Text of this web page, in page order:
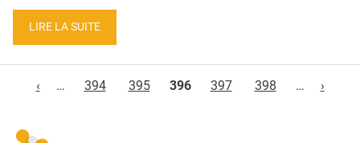
LIRE LA SUITE
‹
… 394 395 396 397 398 … ›